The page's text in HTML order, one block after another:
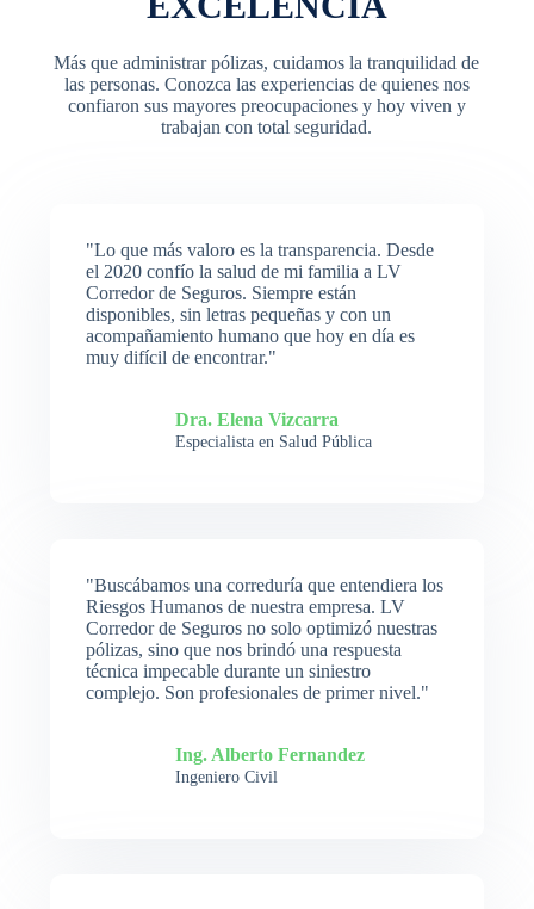
Más que administrar pólizas, cuidamos la tranquilidad de
las personas. Conozca las experiencias de quienes nos
confiaron sus mayores preocupaciones y hoy viven y
trabajan con total seguridad.
"Lo que más valoro es la transparencia. Desde
el 2020 confío la salud de mi familia a LV
Corredor de Seguros. Siempre están
disponibles, sin letras pequeñas y con un
acompañamiento humano que hoy en día es
muy difícil de encontrar."
Dra. Elena Vizcarra
Especialista en Salud Pública
"Buscábamos una correduría que entendiera los
Riesgos Humanos de nuestra empresa. LV
Corredor de Seguros no solo optimizó nuestras
pólizas, sino que nos brindó una respuesta
técnica impecable durante un siniestro
complejo. Son profesionales de primer nivel."
Ing. Alberto Fernandez
Ingeniero Civil